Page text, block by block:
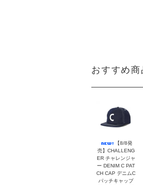
おすすめ商
【8/8発
売】CHALLENG
ER チャレンジャ
ー DENIM C PAT
CH CAP デニムC
パッチキャップ